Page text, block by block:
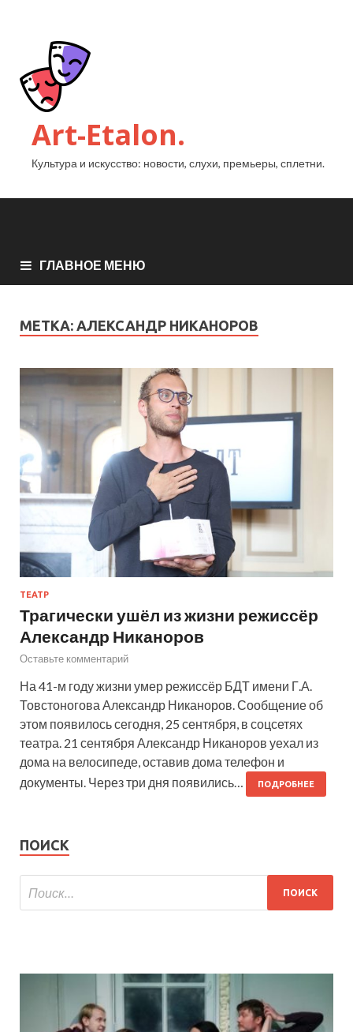
Art-Etalon.
Культура и искусство: новости, слухи, премьеры, сплетни.
ГЛАВНОЕ МЕНЮ
МЕТКА: АЛЕКСАНДР НИКАНОРОВ
ТЕАТР
Трагически ушёл из жизни режиссёр
Александр Никаноров
Оставьте комментарий
На 41-м году жизни умер режиссёр БДТ имени Г.А.
Товстоногова Александр Никаноров. Сообщение об
этом появилось сегодня, 25 сентября, в соцсетях
театра. 21 сентября Александр Никаноров уехал из
дома на велосипеде, оставив дома телефон и
документы. Через три дня появились…
ПОДРОБНЕЕ
ПОИСК